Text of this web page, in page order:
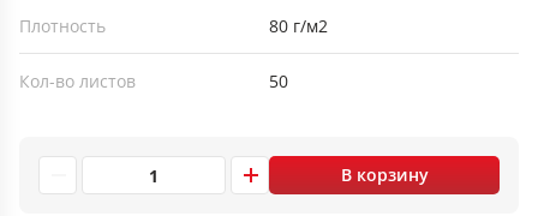
Плотность 80 г/м2
Кол-во листов 50
В корзину